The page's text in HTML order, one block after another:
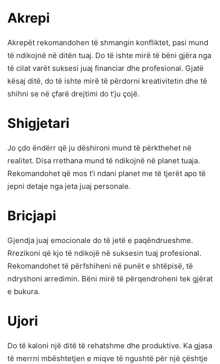
Akrepi
Akrepët rekomandohen të shmangin konfliktet, pasi mund
të ndikojnë në ditën tuaj. Do të ishte mirë të bëni gjëra nga
të cilat varët suksesi juaj financiar dhe profesional. Gjatë
kësaj ditë, do të ishte mirë të përdorni kreativitetin dhe të
shihni se në çfarë drejtimi do t’ju çojë.
Shigjetari
Jo çdo ëndërr që ju dëshironi mund të përkthehet në
realitet. Disa rrethana mund të ndikojnë në planet tuaja.
Rekomandohet që mos t’i ndani planet me të tjerët apo të
jepni detaje nga jeta juaj personale.
Bricjapi
Gjendja juaj emocionale do të jetë e paqëndrueshme.
Rrezikoni që kjo të ndikojë në suksesin tuaj profesional.
Rekomandohet të përfshiheni në punët e shtëpisë, të
ndryshoni arredimin. Bëni mirë të përqendroheni tek gjërat
e bukura.
Ujori
Do të kaloni një ditë të rehatshme dhe produktive. Ka gjasa
të merrni mbështetjen e miqve të ngushtë për një çështje